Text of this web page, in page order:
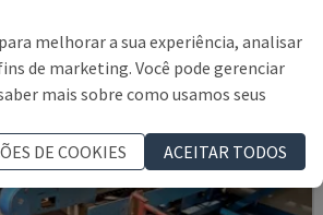
melhorar a sua experiência, analisar
de marketing. Você pode gerenciar
mais sobre como usamos seus
DE COOKIES
ACEITAR TODOS